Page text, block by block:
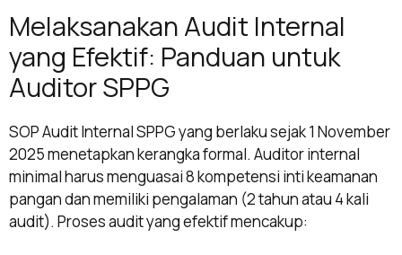
Melaksanakan Audit Internal
yang Efektif: Panduan untuk
Auditor SPPG
SOP Audit Internal SPPG yang berlaku sejak 1 November
2025 menetapkan kerangka formal. Auditor internal
minimal harus menguasai 8 kompetensi inti keamanan
pangan dan memiliki pengalaman (2 tahun atau 4 kali
audit). Proses audit yang efektif mencakup: